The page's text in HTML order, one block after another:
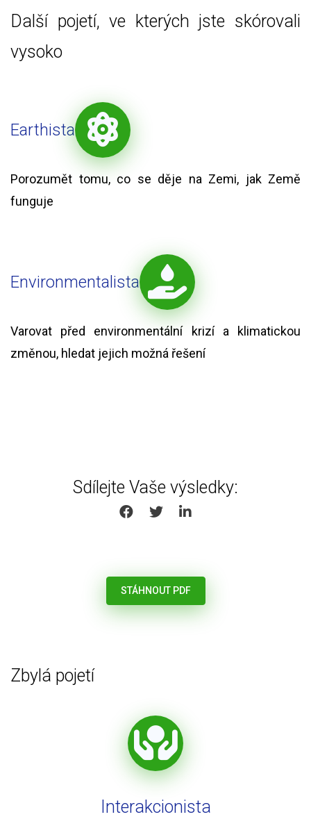
Další pojetí, ve kterých jste skórovali
vysoko
Earthista
Porozumět tomu, co se děje na Zemi, jak Země
funguje
Environmentalista
Varovat před environmentální krizí a klimatickou
změnou, hledat jejich možná řešení
Sdílejte Vaše výsledky:
SHARE ON FACEBOOK
SHARE ON TWITTER
SHARE ON LINKEDIN
STÁHNOUT PDF
Zbylá pojetí
Interakcionista